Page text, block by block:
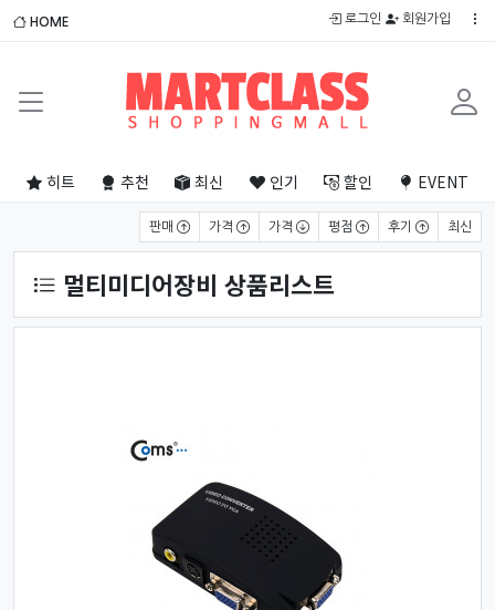
HOME 로그인 회원가입
히트 추천 최신 인기 할인 EVENT
판매 가격 가격 평점 후기 최신
멀티미디어장비 상품리스트